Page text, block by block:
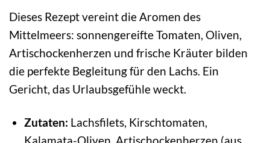
Dieses Rezept vereint die Aromen des
Mittelmeers: sonnengereifte Tomaten, Oliven,
Artischockenherzen und frische Kräuter bilden
die perfekte Begleitung für den Lachs. Ein
Gericht, das Urlaubsgefühle weckt.
Zutaten: Lachsfilets, Kirschtomaten,